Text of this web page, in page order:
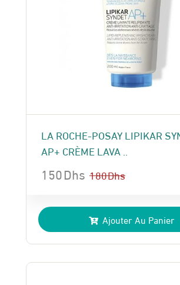
LA ROCHE-POSAY LIPIKAR
AP+ CRÈME LAVA ..
180Dhs
prix
initial
était :
180 Dhs.
150Dhs
prix
actuel
est :
150 Dhs.
Ajouter Au Panier